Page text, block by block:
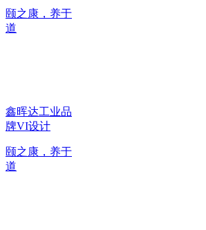
颐之康，养于
道
鑫晖达工业品
牌VI设计
颐之康，养于
道